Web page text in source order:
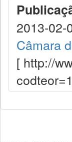
2013-02-
Câmara
[ http://